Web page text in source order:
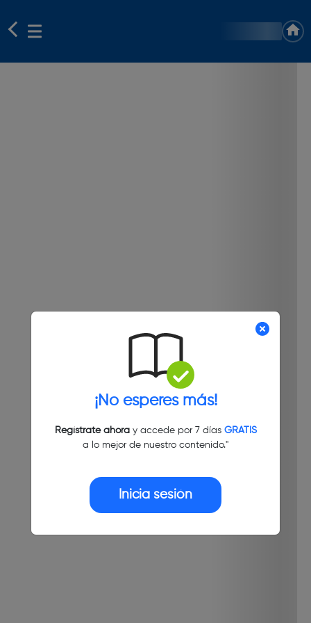
¡No esperes más!
Regístrate ahoray accede por 7 días GRATIS
a lo mejor de nuestro contenido."
Inicia sesión